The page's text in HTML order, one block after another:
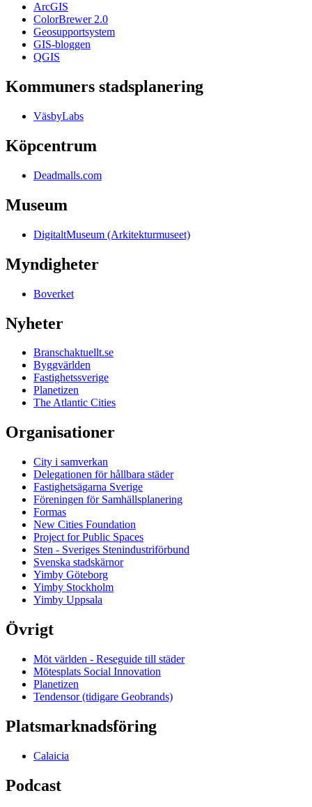
ArcGIS
ColorBrewer 2.0
Geosupportsystem
GIS-bloggen
QGIS
Kommuners stadsplanering
VäsbyLabs
Köpcentrum
Deadmalls.com
Museum
DigitaltMuseum (Arkitekturmuseet)
Myndigheter
Boverket
Nyheter
Branschaktuellt.se
Byggvärlden
Fastighetssverige
Planetizen
The Atlantic Cities
Organisationer
City i samverkan
Delegationen för hållbara städer
Fastighetsägarna Sverige
Föreningen för Samhällsplanering
Formas
New Cities Foundation
Project for Public Spaces
Sten - Sveriges Stenindustriförbund
Svenska stadskärnor
Yimby Göteborg
Yimby Stockholm
Yimby Uppsala
Övrigt
Möt världen - Reseguide till städer
Mötesplats Social Innovation
Planetizen
Tendensor (tidigare Geobrands)
Platsmarknadsföring
Calaicia
Podcast